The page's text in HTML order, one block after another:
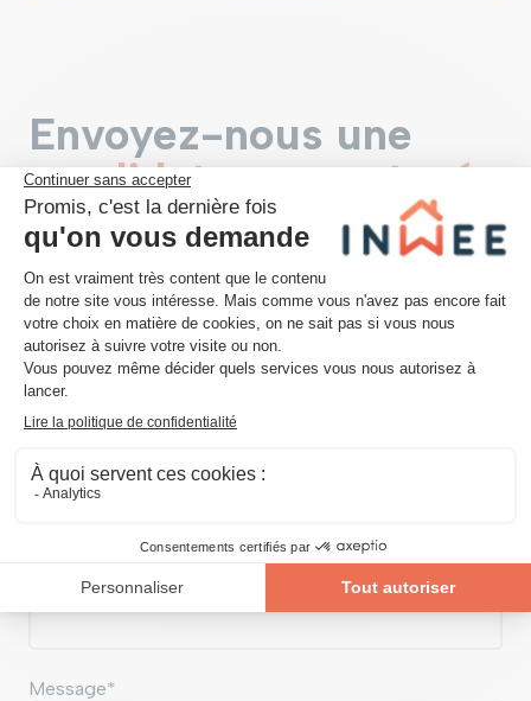
Envoyez-nous une
candidature spontanée
Prénom *
Nom *
Adresse email *
Téléphone/GSM *
Message*